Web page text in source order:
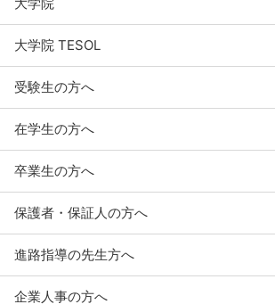
大学院 TESOL
受験生の方へ
在学生の方へ
卒業生の方へ
保護者・保証人の方へ
進路指導の先生方へ
企業人事の方へ